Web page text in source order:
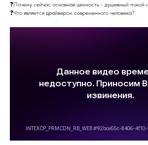
❓Почему сейчас основная ценность - душевный покой
❓Что является драйвером современного человека?